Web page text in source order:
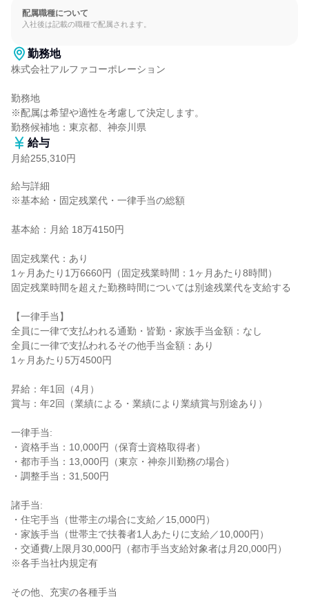
配属職種について
入社後は記載の職種で配属されます。
勤務地
株式会社アルファコーポレーション
勤務地
※配属は希望や適性を考慮して決定します。
勤務候補地：東京都、神奈川県
給与
月給255,310円
給与詳細
※基本給・固定残業代・一律手当の総額
基本給：月給 18万4150円
固定残業代：あり
1ヶ月あたり1万6660円（固定残業時間：1ヶ月あたり8時間）
固定残業時間を超えた勤務時間については別途残業代を支給する
【一律手当】
全員に一律で支払われる通勤・皆勤・家族手当金額：なし
全員に一律で支払われるその他手当金額：あり
1ヶ月あたり5万4500円
昇給：年1回（4月）
賞与：年2回（業績による・業績により業績賞与別途あり）
一律手当:
・資格手当：10,000円（保育士資格取得者）
・都市手当：13,000円（東京・神奈川勤務の場合）
・調整手当：31,500円
諸手当:
・住宅手当（世帯主の場合に支給／15,000円）
・家族手当（世帯主で扶養者1人あたりに支給／10,000円）
・交通費/上限月30,000円（都市手当支給対象者は月20,000円）
※各手当社内規定有
その他、充実の各種手当